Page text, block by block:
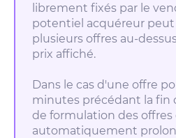
librement fixés par le
potentiel acquéreur peut
plusieurs offres au-
prix affiché.
Dans le cas d'une offre
minutes précédant la fin
de formulation des offres
automatiquement